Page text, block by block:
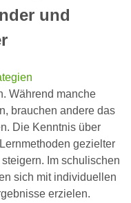
und
Während manche
brauchen andere das
Die Kenntnis über
gezielter
Im schulischen
sich mit individuellen
erzielen.